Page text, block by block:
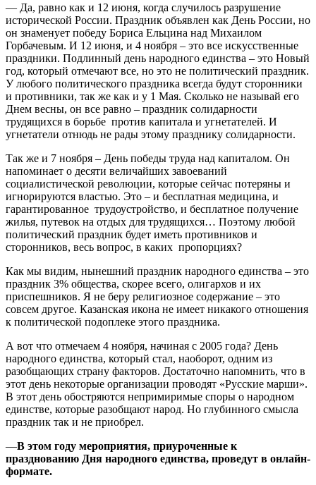
— Да, равно как и 12 июня, когда случилось разрушение
исторической России. Праздник объявлен как День России, но
он знаменует победу Бориса Ельцина над Михаилом
Горбачевым. И 12 июня, и 4 ноября – это все искусственные
праздники. Подлинный день народного единства – это Новый
год, который отмечают все, но это не политический праздник.
У любого политического праздника всегда будут сторонники
и противники, так же как и у 1 Мая. Сколько не называй его
Днем весны, он все равно – праздник солидарности
трудящихся в борьбе против капитала и угнетателей. И
угнетатели отнюдь не рады этому празднику солидарности.
Так же и 7 ноября – День победы труда над капиталом. Он
напоминает о десяти величайших завоеваний
социалистической революции, которые сейчас потеряны и
игнорируются властью. Это – и бесплатная медицина, и
гарантированное трудоустройство, и бесплатное получение
жилья, путевок на отдых для трудящихся… Поэтому любой
политический праздник будет иметь противников и
сторонников, весь вопрос, в каких пропорциях?
Как мы видим, нынешний праздник народного единства – это
праздник 3% общества, скорее всего, олигархов и их
приспешников. Я не беру религиозное содержание – это
совсем другое. Казанская икона не имеет никакого отношения
к политической подоплеке этого праздника.
А вот что отмечаем 4 ноября, начиная с 2005 года? День
народного единства, который стал, наоборот, одним из
разобщающих страну факторов. Достаточно напомнить, что в
этот день некоторые организации проводят «Русские марши».
В этот день обостряются непримиримые споры о народном
единстве, которые разобщают народ. Но глубинного смысла
праздник так и не приобрел.
—В этом году мероприятия, приуроченные к
празднованию Дня народного единства, проведут в онлайн-
формате.